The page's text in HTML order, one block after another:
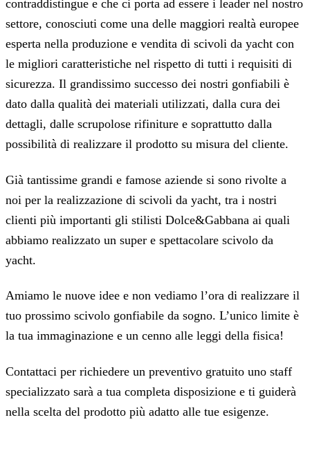
contraddistingue e che ci porta ad essere i leader nel nostro
settore, conosciuti come una delle maggiori realtà europee
esperta nella produzione e vendita di scivoli da yacht con
le migliori caratteristiche nel rispetto di tutti i requisiti di
sicurezza. Il grandissimo successo dei nostri gonfiabili è
dato dalla qualità dei materiali utilizzati, dalla cura dei
dettagli, dalle scrupolose rifiniture e soprattutto dalla
possibilità di realizzare il prodotto su misura del cliente.
Già tantissime grandi e famose aziende si sono rivolte a
noi per la realizzazione di scivoli da yacht, tra i nostri
clienti più importanti gli stilisti Dolce&Gabbana ai quali
abbiamo realizzato un super e spettacolare scivolo da
yacht.
Amiamo le nuove idee e non vediamo l’ora di realizzare il
tuo prossimo scivolo gonfiabile da sogno. L’unico limite è
la tua immaginazione e un cenno alle leggi della fisica!
Contattaci per richiedere un preventivo gratuito uno staff
specializzato sarà a tua completa disposizione e ti guiderà
nella scelta del prodotto più adatto alle tue esigenze.